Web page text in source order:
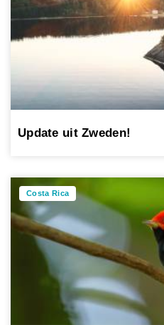
Update uit Zweden!
Costa Rica